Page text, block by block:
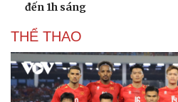
đến 1h sáng
THỂ THAO